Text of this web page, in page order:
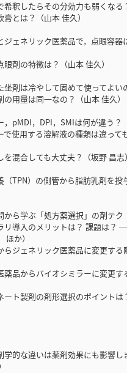
希釈したらその分効力も弱くなる
膏とは？（山本 佳久）
ジェネリック医薬品で，点眼容
眼剤の特徴は？（山本 佳久）
坐剤は冷やして固めて使ってよい
の用量は同一なの？（山本 佳久）
，pMDI，DPI，SMIは何が違う？
で使用する溶解液の種類は違って
を混合しても大丈夫？（坂野 昌志）
（TPN）の側管から脂肪乳剤を投
ら学ぶ「処方薬選択」の剤テク
リ導入のメリットは？ 課題は？
か）
らジェネリック医薬品に変更す
薬品からバイオシミラーに変更
ート製剤の剤形選択のポイント
的な違いは薬剤効果にも影響し